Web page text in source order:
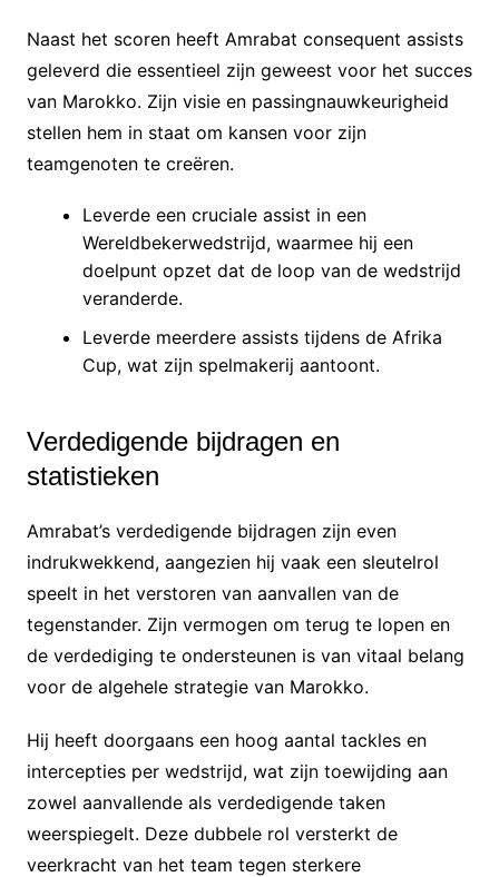
Naast het scoren heeft Amrabat consequent assists
geleverd die essentieel zijn geweest voor het succes
van Marokko. Zijn visie en passingnauwkeurigheid
stellen hem in staat om kansen voor zijn
teamgenoten te creëren.
Leverde een cruciale assist in een
Wereldbekerwedstrijd, waarmee hij een
doelpunt opzet dat de loop van de wedstrijd
veranderde.
Leverde meerdere assists tijdens de Afrika
Cup, wat zijn spelmakerij aantoont.
Verdedigende bijdragen en
statistieken
Amrabat’s verdedigende bijdragen zijn even
indrukwekkend, aangezien hij vaak een sleutelrol
speelt in het verstoren van aanvallen van de
tegenstander. Zijn vermogen om terug te lopen en
de verdediging te ondersteunen is van vitaal belang
voor de algehele strategie van Marokko.
Hij heeft doorgaans een hoog aantal tackles en
intercepties per wedstrijd, wat zijn toewijding aan
zowel aanvallende als verdedigende taken
weerspiegelt. Deze dubbele rol versterkt de
veerkracht van het team tegen sterkere